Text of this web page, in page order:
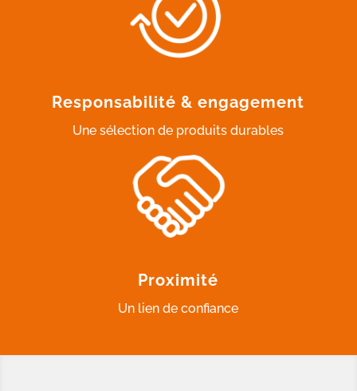
Responsabilité & engagement
Une sélection de produits durables
Proximité
Un lien de confiance